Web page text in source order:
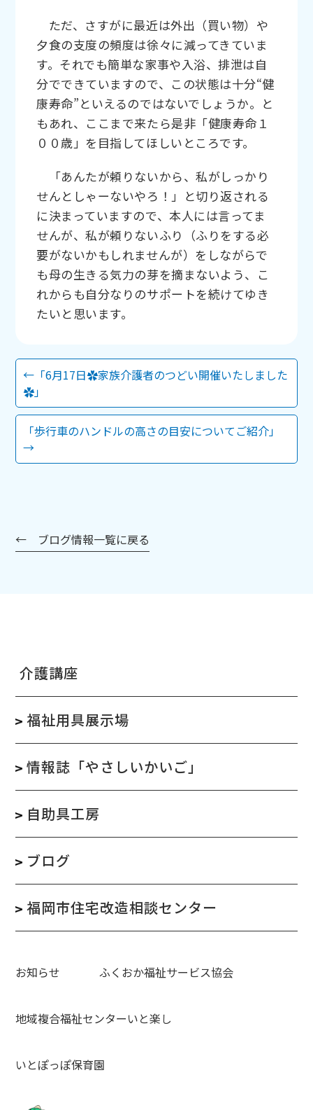
ただ、さすがに最近は外出（買い物）や
夕食の支度の頻度は徐々に減ってきていま
す。それでも簡単な家事や入浴、排泄は自
分でできていますので、この状態は十分“健
康寿命”といえるのではないでしょうか。と
もあれ、ここまで来たら是非「健康寿命１
００歳」を目指してほしいところです。
「あんたが頼りないから、私がしっかり
せんとしゃーないやろ！」と切り返される
に決まっていますので、本人には言ってま
せんが、私が頼りないふり（ふりをする必
要がないかもしれませんが）をしながらで
も母の生きる気力の芽を摘まないよう、こ
れからも自分なりのサポートを続けてゆき
たいと思います。
←「6月17日✿家族介護者のつどい開催いたしました
✿」
「歩行車のハンドルの高さの目安についてご紹介」
→
← ブログ情報一覧に戻る
介護講座
福祉用具展示場
情報誌「やさしいかいご」
自助具工房
ブログ
福岡市住宅改造相談センター
お知らせ ふくおか福祉サービス協会
地域複合福祉センターいと楽し
いとぽっぽ保育園